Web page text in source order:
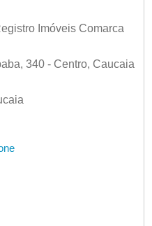
Imóveis Comarca
340 - Centro, Caucaia